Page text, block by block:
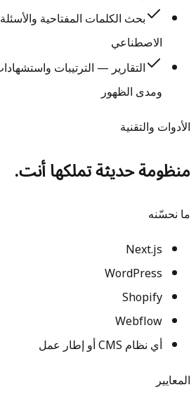
بحث الكلمات المفتاحية
الاصطناعي
التقارير — الترتيبات
ومدى الظهور
الأدوات والتقنية
منظومة حديثة تملكها أنت.
ما نحسّنه
Next.js
WordPress
Shopify
Webflow
أي نظام CMS أو إطار عمل
المعايير